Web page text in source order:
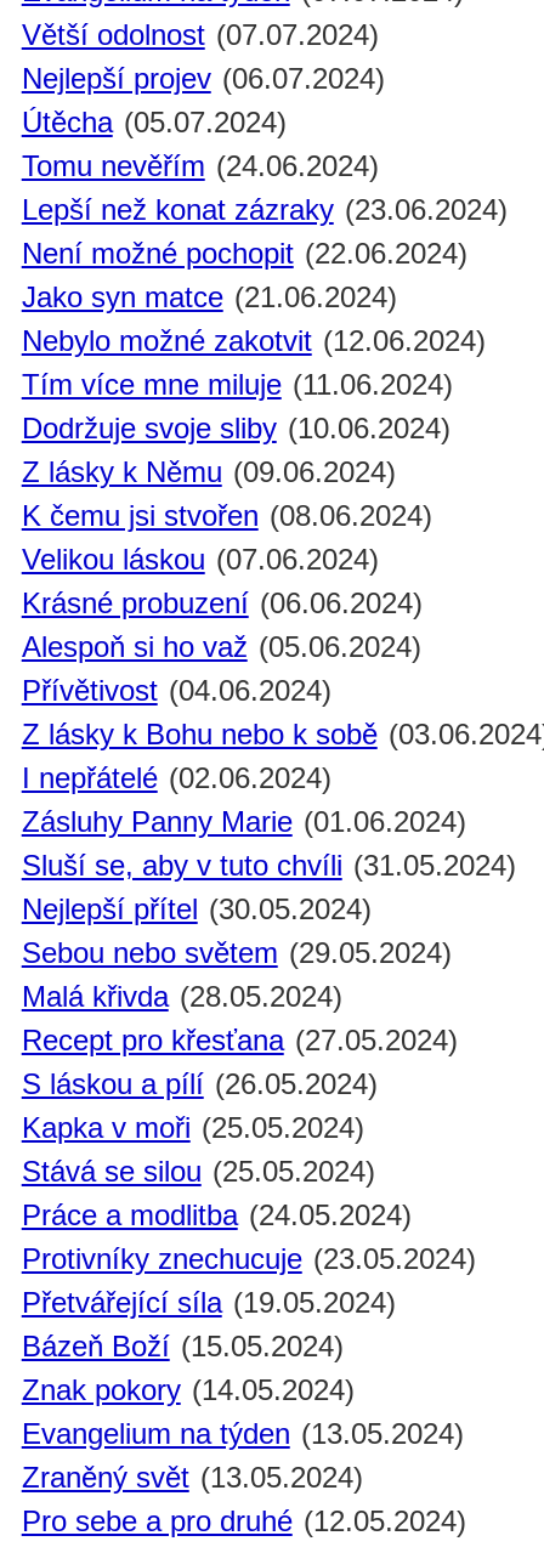
Větší odolnost (07.07.2024)
Nejlepší projev (06.07.2024)
Útěcha (05.07.2024)
Tomu nevěřím (24.06.2024)
Lepší než konat zázraky (23.06.2024)
Není možné pochopit (22.06.2024)
Jako syn matce (21.06.2024)
Nebylo možné zakotvit (12.06.2024)
Tím více mne miluje (11.06.2024)
Dodržuje svoje sliby (10.06.2024)
Z lásky k Němu (09.06.2024)
K čemu jsi stvořen (08.06.2024)
Velikou láskou (07.06.2024)
Krásné probuzení (06.06.2024)
Alespoň si ho važ (05.06.2024)
Přívětivost (04.06.2024)
Z lásky k Bohu nebo k sobě
I nepřátelé (02.06.2024)
Zásluhy Panny Marie (01.06.2024)
Sluší se, aby v tuto chvíli (31.05.2024)
Nejlepší přítel (30.05.2024)
Sebou nebo světem (29.05.2024)
Malá křivda (28.05.2024)
Recept pro křesťana (27.05.2024)
S láskou a pílí (26.05.2024)
Kapka v moři (25.05.2024)
Stává se silou (25.05.2024)
Práce a modlitba (24.05.2024)
Protivníky znechucuje (23.05.2024)
Přetvářející síla (19.05.2024)
Bázeň Boží (15.05.2024)
Znak pokory (14.05.2024)
Evangelium na týden (13.05.2024)
Zraněný svět (13.05.2024)
Pro sebe a pro druhé (12.05.2024)